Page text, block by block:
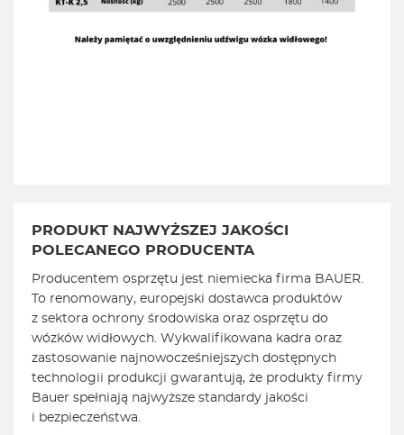
PRODUKT NAJWYŻSZEJ JAKOŚCI
POLECANEGO PRODUCENTA
Producentem osprzętu jest niemiecka firma BAUER.
To renomowany, europejski dostawca produktów
z sektora ochrony środowiska oraz osprzętu do
wózków widłowych. Wykwalifikowana kadra oraz
zastosowanie najnowocześniejszych dostępnych
technologii produkcji gwarantują, że produkty firmy
Bauer spełniają najwyższe standardy jakości
i bezpieczeństwa.